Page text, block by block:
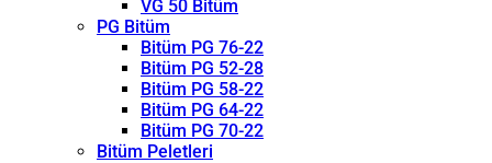
VG 50 Bitüm
PG Bitüm
Bitüm PG 76-22
Bitüm PG 52-28
Bitüm PG 58-22
Bitüm PG 64-22
Bitüm PG 70-22
Bitüm Peletleri